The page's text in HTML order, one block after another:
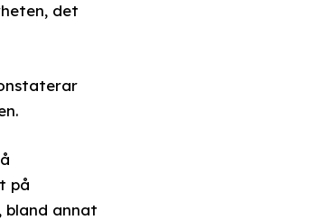
det
på
bland annat